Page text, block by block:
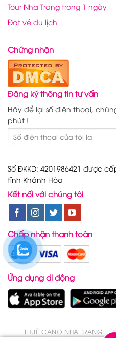
Tour Nha Trang trong 1 ngày
Đặt vé du lịch
Chứng nhận
Đăng ký thông tin tư vấn
Hãy để lại số điện thoại,
phút !
Số ĐKKD: 4201986421 được
tỉnh Khánh Hòa
Kết nối với chúng tôi
Chấp nhận thanh toán
Ứng dụng di động
THUÊ CANO NHA TRANG